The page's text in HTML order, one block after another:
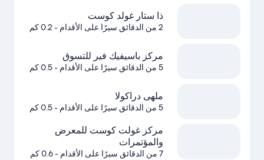
ذا ستار غولد كوست
2 من الدقائق سيرًا على الأقدام - 0.2 كم
مركز باسيفيك فير للتسوق
5 من الدقائق سيرًا على الأقدام - 0.5 كم
ملهى دراكولا
5 من الدقائق سيرًا على الأقدام - 0.5 كم
مركز غولت كوست للمعرض
والمؤتمرات
7 من الدقائق سيرًا على الأقدام - 0.6 كم